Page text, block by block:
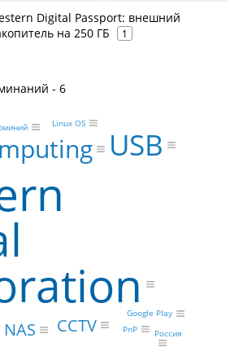
Digital Passport: внешний
на 250 ГБ
1
- 6
USB
NAS CCTV PnP
Linux OS
Google Play
Россия